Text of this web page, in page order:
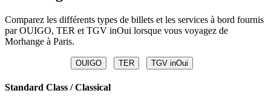
Comparez les différents types de billets et les services à bord fournis
par OUIGO, TER et TGV inOui lorsque vous voyagez de
Morhange à Paris.
OUIGO TER TGV inOui
Standard Class / Classical